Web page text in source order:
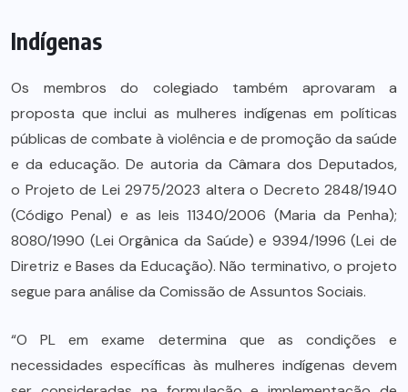
Indígenas
Os membros do colegiado também aprovaram a
proposta que inclui as mulheres indígenas em políticas
públicas de combate à violência e de promoção da saúde
e da educação. De autoria da Câmara dos Deputados,
o Projeto de Lei 2975/2023 altera o Decreto 2848/1940
(Código Penal) e as leis 11340/2006 (Maria da Penha);
8080/1990 (Lei Orgânica da Saúde) e 9394/1996 (Lei de
Diretriz e Bases da Educação). Não terminativo, o projeto
segue para análise da Comissão de Assuntos Sociais.
“O PL em exame determina que as condições e
necessidades específicas às mulheres indígenas devem